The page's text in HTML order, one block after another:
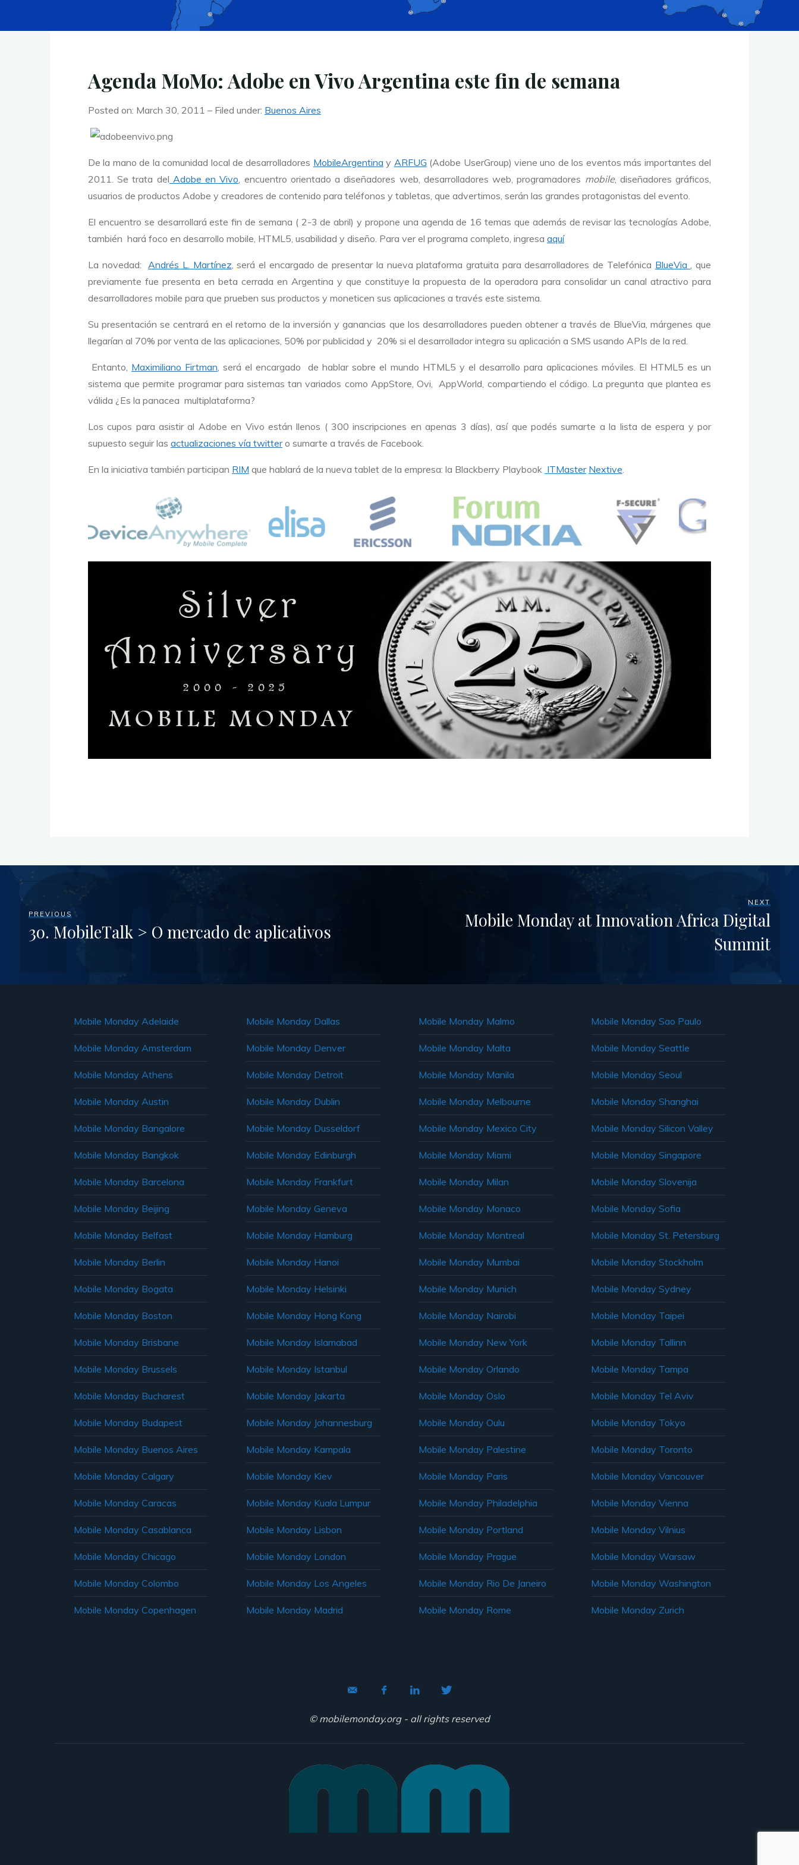
Agenda MoMo: Adobe en Vivo Argentina este fin de semana
Posted on: March 30, 2011 – Filed under: Buenos Aires
De la mano de la comunidad local de desarrolladores MobileArgentina y ARFUG (Adobe UserGroup) viene uno de los eventos más importantes del
2011. Se trata del Adobe en Vivo, encuentro orientado a diseñadores web, desarrolladores web, programadores mobile, diseñadores gráficos,
usuarios de productos Adobe y creadores de contenido para teléfonos y tabletas, que advertimos, serán las grandes protagonistas del evento.
El encuentro se desarrollará este fin de semana ( 2-3 de abril) y propone una agenda de 16 temas que además de revisar las tecnologías Adobe,
también hará foco en desarrollo mobile, HTML5, usabilidad y diseño. Para ver el programa completo, ingresa aquí
La novedad:Andrés L. Martínez, será el encargado de presentar la nueva plataforma gratuita para desarrolladores de Telefónica BlueVia, que
previamente fue presenta en beta cerrada en Argentina y que constituye la propuesta de la operadora para consolidar un canal atractivo para
desarrolladores mobile para que prueben sus productos y moneticen sus aplicaciones a través este sistema.
Su presentación se centrará en el retorno de la inversión y ganancias que los desarrolladores pueden obtener a través de BlueVia, márgenes que
llegarían al 70% por venta de las aplicaciones, 50% por publicidad y 20% si el desarrollador integra su aplicación a SMS usando APIs de la red.
Entanto, Maximiliano Firtman, será el encargado de hablar sobre el mundo HTML5 y el desarrollo para aplicaciones móviles. El HTML5 es un
sistema que permite programar para sistemas tan variados como AppStore, Ovi, AppWorld, compartiendo el código. La pregunta que plantea es
válida ¿Es la panacea multiplataforma?
Los cupos para asistir al Adobe en Vivo están llenos ( 300 inscripciones en apenas 3 días), así que podés sumarte a la lista de espera y por
supuesto seguir las actualizaciones vía twittero sumarte a través de Facebook.
En la iniciativa también participan RIM que hablará de la nueva tablet de la empresa: la Blackberry Playbook ITMaster Nextive.
PREVIOUS
3o. MobileTalk > O mercado de aplicativos
NEXT
Mobile Monday at Innovation Africa Digital
Summit
Mobile Monday Adelaide
Mobile Monday Amsterdam
Mobile Monday Athens
Mobile Monday Austin
Mobile Monday Bangalore
Mobile Monday Bangkok
Mobile Monday Barcelona
Mobile Monday Beijing
Mobile Monday Belfast
Mobile Monday Berlin
Mobile Monday Bogata
Mobile Monday Boston
Mobile Monday Brisbane
Mobile Monday Brussels
Mobile Monday Bucharest
Mobile Monday Budapest
Mobile Monday Buenos Aires
Mobile Monday Calgary
Mobile Monday Caracas
Mobile Monday Casablanca
Mobile Monday Chicago
Mobile Monday Colombo
Mobile Monday Copenhagen
Mobile Monday Dallas
Mobile Monday Denver
Mobile Monday Detroit
Mobile Monday Dublin
Mobile Monday Dusseldorf
Mobile Monday Edinburgh
Mobile Monday Frankfurt
Mobile Monday Geneva
Mobile Monday Hamburg
Mobile Monday Hanoi
Mobile Monday Helsinki
Mobile Monday Hong Kong
Mobile Monday Islamabad
Mobile Monday Istanbul
Mobile Monday Jakarta
Mobile Monday Johannesburg
Mobile Monday Kampala
Mobile Monday Kiev
Mobile Monday Kuala Lumpur
Mobile Monday Lisbon
Mobile Monday London
Mobile Monday Los Angeles
Mobile Monday Madrid
Mobile Monday Malmo
Mobile Monday Malta
Mobile Monday Manila
Mobile Monday Melbourne
Mobile Monday Mexico City
Mobile Monday Miami
Mobile Monday Milan
Mobile Monday Monaco
Mobile Monday Montreal
Mobile Monday Mumbai
Mobile Monday Munich
Mobile Monday Nairobi
Mobile Monday New York
Mobile Monday Orlando
Mobile Monday Oslo
Mobile Monday Oulu
Mobile Monday Palestine
Mobile Monday Paris
Mobile Monday Philadelphia
Mobile Monday Portland
Mobile Monday Prague
Mobile Monday Rio De Janeiro
Mobile Monday Rome
Mobile Monday Sao Paulo
Mobile Monday Seattle
Mobile Monday Seoul
Mobile Monday Shanghai
Mobile Monday Silicon Valley
Mobile Monday Singapore
Mobile Monday Slovenija
Mobile Monday Sofia
Mobile Monday St. Petersburg
Mobile Monday Stockholm
Mobile Monday Sydney
Mobile Monday Taipei
Mobile Monday Tallinn
Mobile Monday Tampa
Mobile Monday Tel Aviv
Mobile Monday Tokyo
Mobile Monday Toronto
Mobile Monday Vancouver
Mobile Monday Vienna
Mobile Monday Vilnius
Mobile Monday Warsaw
Mobile Monday Washington
Mobile Monday Zurich
© mobilemonday.org - all rights reserved